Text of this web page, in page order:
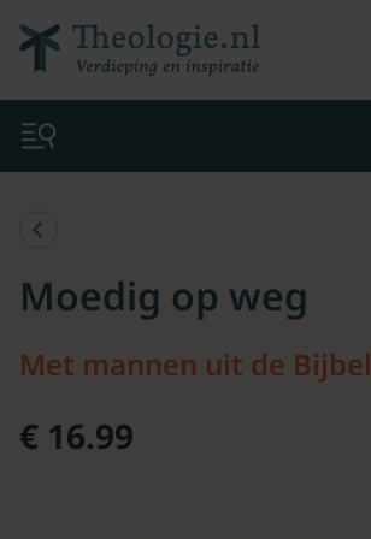
Moedig op weg
Met mannen uit de Bijbel
€ 16.99